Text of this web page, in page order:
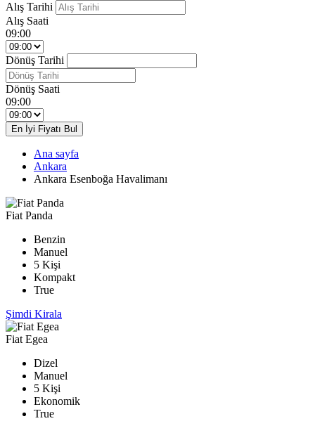
Alış Tarihi
Alış Saati
09:00
Dönüş Tarihi
Dönüş Saati
09:00
En İyi Fiyatı Bul
Ana sayfa
Ankara
Ankara Esenboğa Havalimanı
Fiat Panda
Benzin
Manuel
5 Kişi
Kompakt
True
Şimdi Kirala
Fiat Egea
Dizel
Manuel
5 Kişi
Ekonomik
True